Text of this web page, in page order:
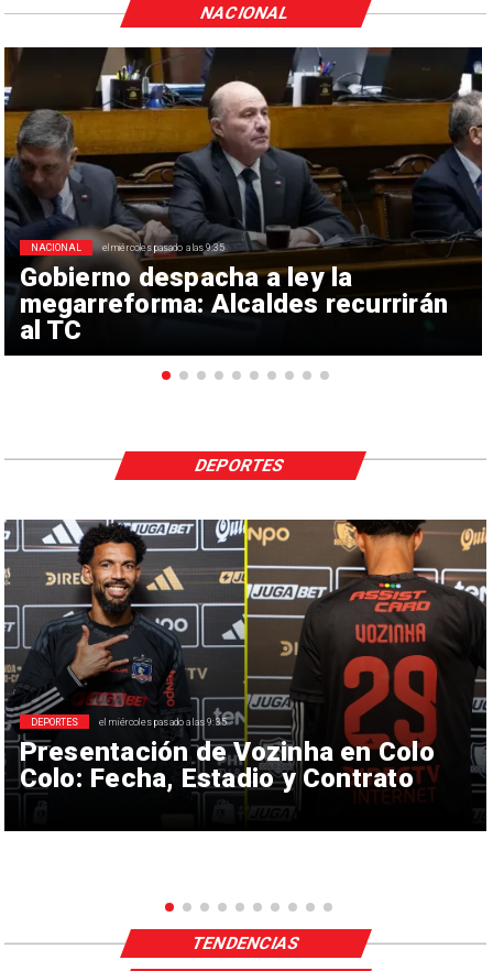
Gobierno despacha a ley la
megarreforma: Alcaldes recurrirán
al TC
NACIONAL el miércoles pasado a las 9:35
NACIONAL
Presentación de Vozinha en Colo
Colo: Fecha, Estadio y Contrato
DEPORTES el miércoles pasado a las 9:35
DEPORTES
TENDENCIAS